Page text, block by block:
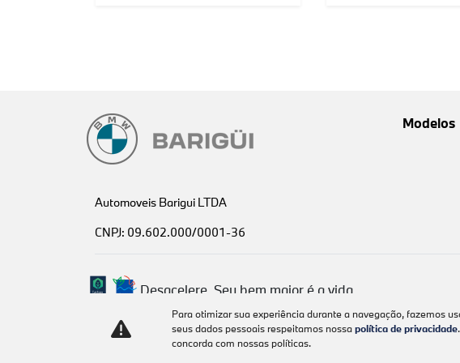
Modelos
Automoveis Barigui LTDA
CNPJ: 09.602.000/0001-36
Desacelere. Seu bem maior é a vida.
Para otimizar sua experiência durante a navegação, fazemos
seus dados pessoais respeitamos nossapolítica de privacidade
concorda com nossas políticas.